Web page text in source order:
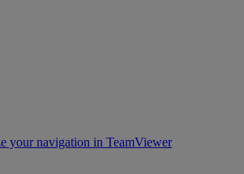
your navigation in TeamViewer